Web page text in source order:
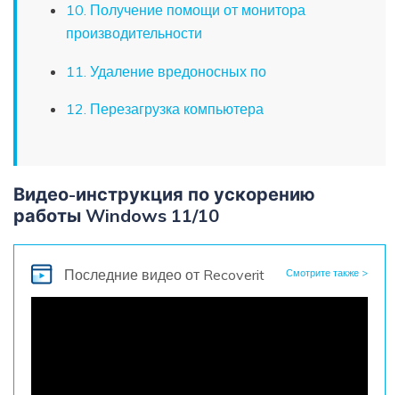
10. Получение помощи от монитора
производительности
11. Удаление вредоносных по
12. Перезагрузка компьютера
Видео-инструкция по ускорению
работы Windows 11/10
Последние видео от Recoverit Смотрите также >